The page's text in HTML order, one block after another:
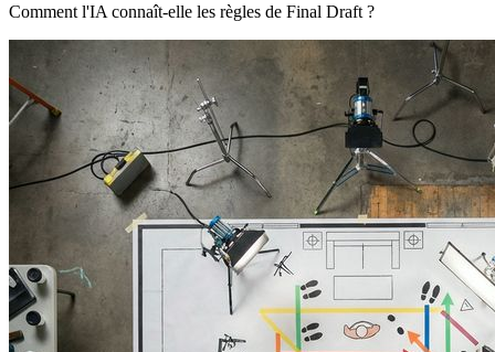
Comment l'IA connaît-elle les règles de Final Draft ?